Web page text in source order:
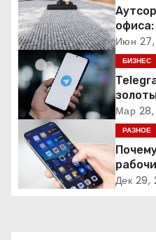
о
з
а
п
и
я
офиса:
время
Июн
БИЗНЕС
Мар
РАЗНОЕ
— и
Дек 29,